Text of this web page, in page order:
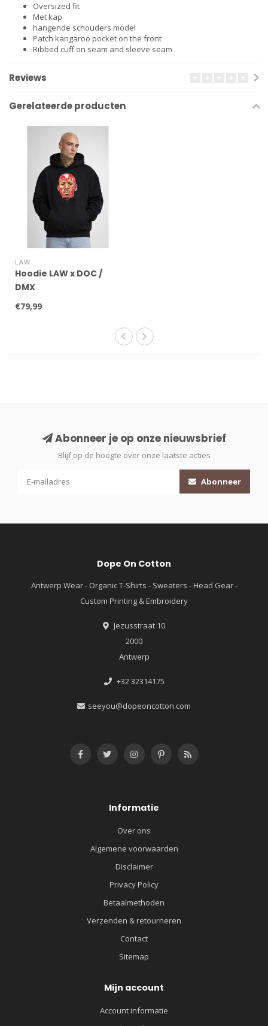
Oversized fit
Met kap
hangende schouders model
Patch kangaroo pocket on the front
Ribbed cuff on seam and sleeve seam
Reviews
Gerelateerde producten
LAW
Hoodie LAW x DOC /
DMX
€79,99
Abonneer je op onze nieuwsbrief
Blijf op de hoogte over onze laatste acties
Abonneer
Dope On Cotton
Antwerp Wear - Organic T-Shirts - Sweaters - Head Gear -
Custom Printing & Embroidery
Jezusstraat 10
2000
Antwerp
+32 32314175
seeyou@dopeoncotton.com
Informatie
Over ons
Algemene voorwaarden
Disclaimer
Privacy Policy
Betaalmethoden
Verzenden & retourneren
Contact
Sitemap
Mijn account
Account informatie